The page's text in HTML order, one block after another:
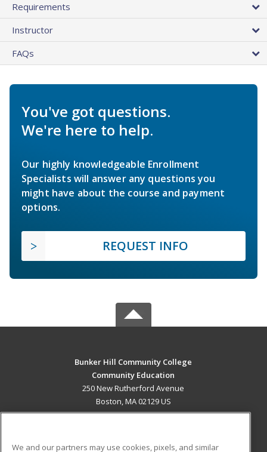
Requirements
Instructor
FAQs
You've got questions.
We're here to help.
Our highly knowledgeable Enrollment
Specialists will answer any questions you
might have about the course and payment
options.
REQUEST INFO
Bunker Hill Community College
Community Education
250 New Rutherford Avenue
Boston, MA 02129 US
We and our partners may use cookies, pixels, and similar